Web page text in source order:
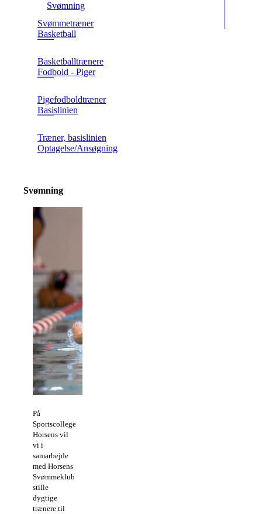
Svømning
Svømmetræner
Basketball
Basketballtrænere
Fodbold - Piger
Pigefodboldtræner
Basislinien
Træner, basislinien
Optagelse/Ansøgning
Svømning
På
Sportscollege
Horsens vil
vi i
samarbejde
med Horsens
Svømmeklub
stille
dygtige
trænere til